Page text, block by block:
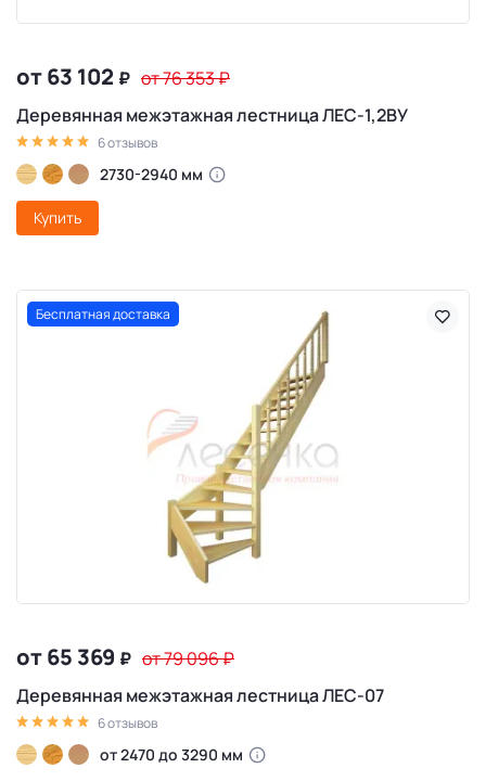
от 63 102 ₽ от 76 353₽
Деревянная межэтажная лестница ЛЕС-1,2ВУ
6 отзывов
2730-2940 мм
Купить
Бесплатная доставка
от 65 369 ₽ от 79 096₽
Деревянная межэтажная лестница ЛЕС-07
6 отзывов
от 2470 до 3290 мм